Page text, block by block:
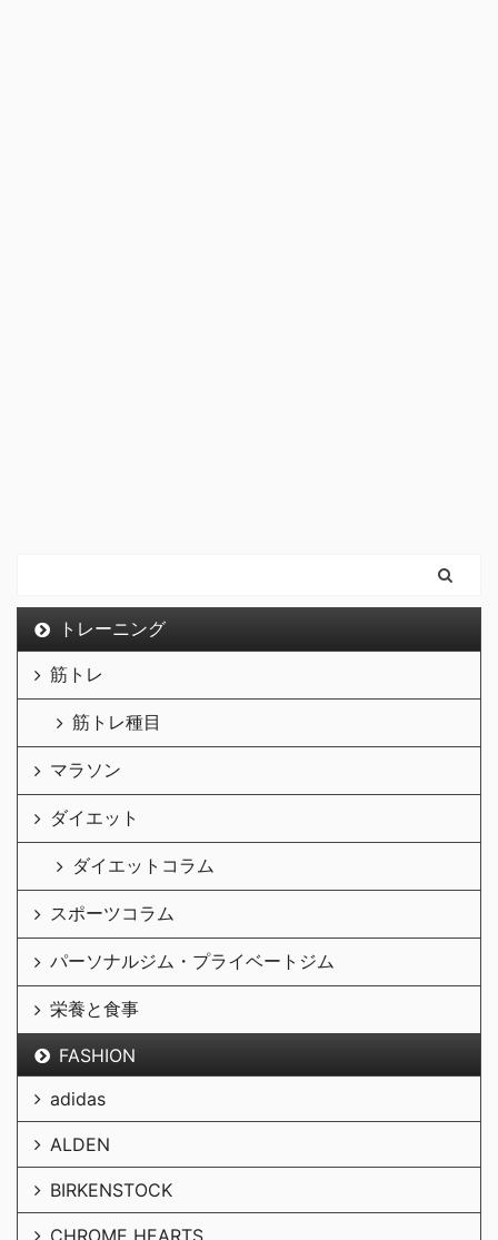
トレーニング
筋トレ
筋トレ種目
マラソン
ダイエット
ダイエットコラム
スポーツコラム
パーソナルジム・プライベートジム
栄養と食事
FASHION
adidas
ALDEN
BIRKENSTOCK
CHROME HEARTS